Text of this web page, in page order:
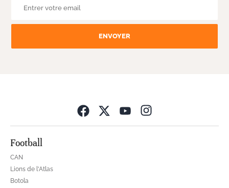
ENVOYER
Football
CAN
Lions de l'Atlas
Botola